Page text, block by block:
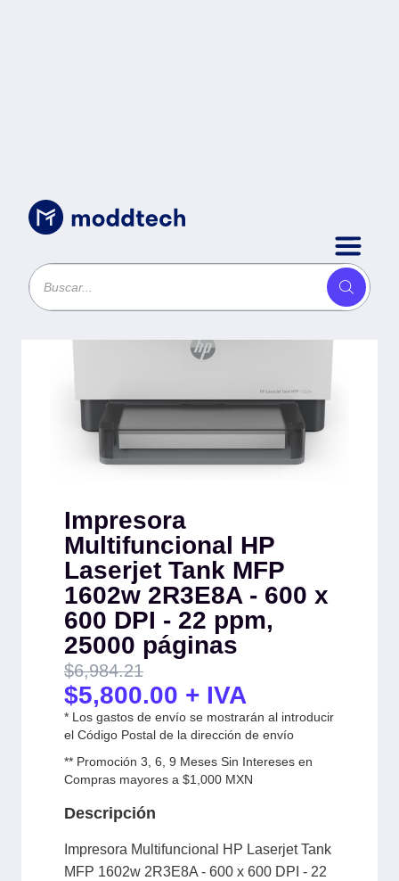
Uncategorized/Impresora Multifuncional HP
2R3E8A - 600 x 600 DPI - 22
Impresora
Multifuncional HP
Laserjet Tank MFP
1602w 2R3E8A - 600 x
600 DPI - 22 ppm,
25000 páginas
$6,984.21
$5,800.00 + IVA
* Los gastos de envío se mostrarán al introducir
el Código Postal de la dirección de envío
** Promoción 3, 6, 9 Meses Sin Intereses en
Compras mayores a $1,000 MXN
Descripción
Impresora Multifuncional HP Laserjet Tank
MFP 1602w 2R3E8A - 600 x 600 DPI - 22